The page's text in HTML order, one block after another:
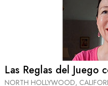
Las Reglas del Juego
NORTH HOLLYWOOD,